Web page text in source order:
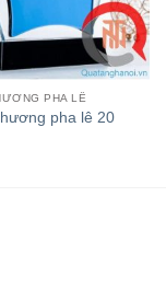
PHA LÊ
pha lê 20